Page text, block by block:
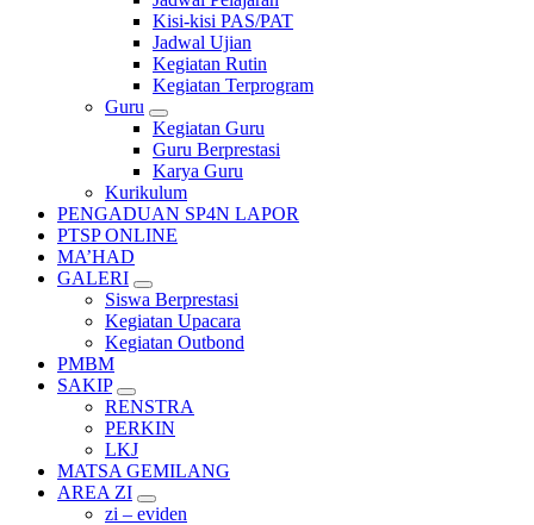
Kisi-kisi PAS/PAT
Jadwal Ujian
Kegiatan Rutin
Kegiatan Terprogram
Guru
Kegiatan Guru
Guru Berprestasi
Karya Guru
Kurikulum
PENGADUAN SP4N LAPOR
PTSP ONLINE
MA’HAD
GALERI
Siswa Berprestasi
Kegiatan Upacara
Kegiatan Outbond
PMBM
SAKIP
RENSTRA
PERKIN
LKJ
MATSA GEMILANG
AREA ZI
zi – eviden